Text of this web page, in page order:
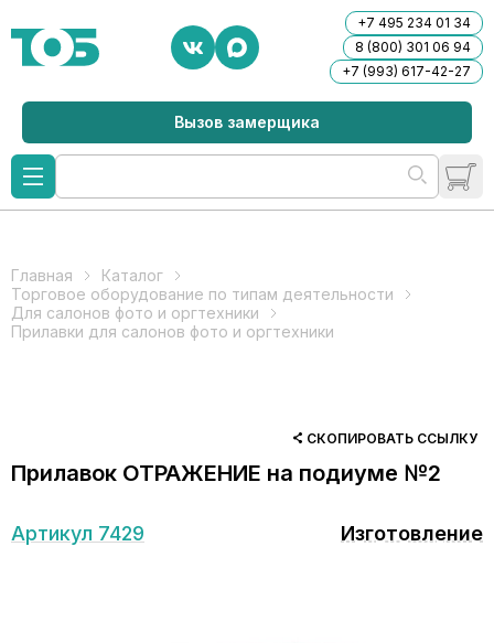
+7 495 234 01 34
8 (800) 301 06 94
+7 (993) 617-42-27
Вызов замерщика
Главная
Каталог
Торговое оборудование по типам деятельности
Для салонов фото и оргтехники
Прилавки для салонов фото и оргтехники
СКОПИРОВАТЬ ССЫЛКУ
Прилавок ОТРАЖЕНИЕ на подиуме №2
Артикул 7429 Изготовление